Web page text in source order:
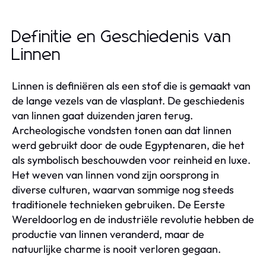
Definitie en Geschiedenis van
Linnen
Linnen is definiëren als een stof die is gemaakt van
de lange vezels van de vlasplant. De geschiedenis
van linnen gaat duizenden jaren terug.
Archeologische vondsten tonen aan dat linnen
werd gebruikt door de oude Egyptenaren, die het
als symbolisch beschouwden voor reinheid en luxe.
Het weven van linnen vond zijn oorsprong in
diverse culturen, waarvan sommige nog steeds
traditionele technieken gebruiken. De Eerste
Wereldoorlog en de industriële revolutie hebben de
productie van linnen veranderd, maar de
natuurlijke charme is nooit verloren gegaan.